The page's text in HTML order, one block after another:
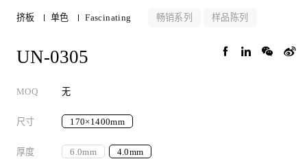
挤板 单色 Fascinating 畅销系列 样品陈列
UN-0305
MOQ 无
尺寸 170×1400mm
厚度 6.0mm 4.0mm